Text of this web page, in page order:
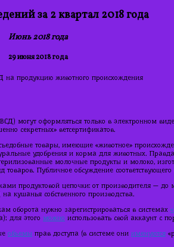
за 2 квартал 2018 года
Июнь 2018 года
29 июня 2018 года
на продукцию животного происхождения
могут оформляться только в электронном
секретных» ветсертификатов.
товары, имеющие «животное»
удобрения и корма для животных.
молочные продукты и молоко,
Публичное обсуждение
продуктовой цепочки: от производителя —
кушанья собственного производства.
оборота нужно зарегистрироваться в системах
для этого можно использовать свой аккаунт с
объемы прав доступа (в системе они именуются